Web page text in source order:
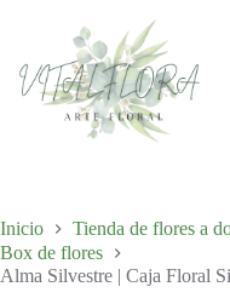
Inicio
Tienda de flores a
Box de flores
Alma Silvestre | Caja Floral